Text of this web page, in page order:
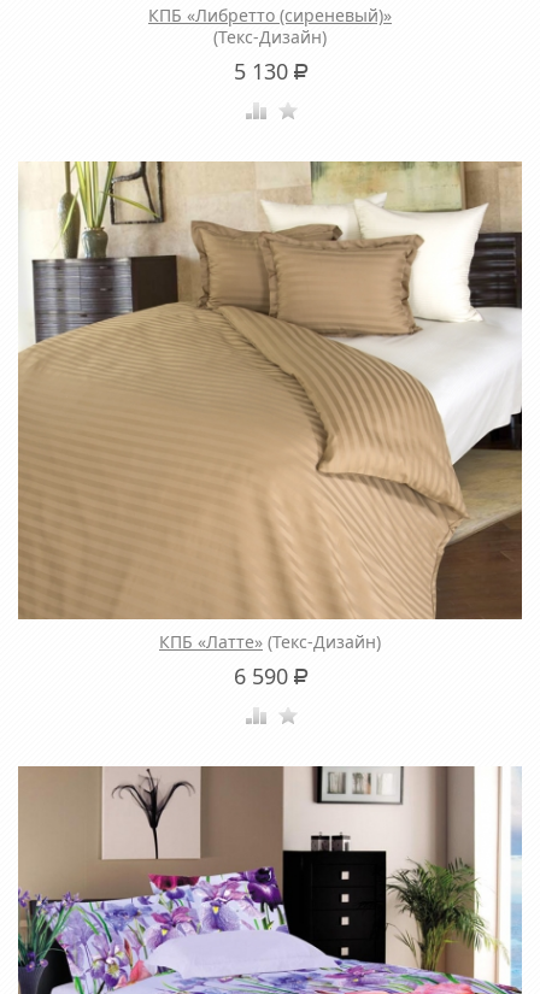
КПБ «Либретто (сиреневый)»
(Текс-Дизайн)
5 130 Р
КПБ «Латте» (Текс-Дизайн)
6 590 Р